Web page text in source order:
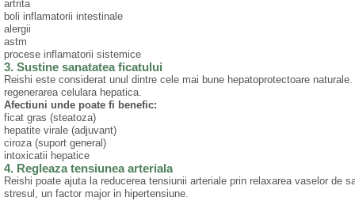
artrita
boli inflamatorii intestinale
alergii
astm
procese inflamatorii sistemice
3. Sustine sanatatea ficatului
Reishi este considerat unul dintre cele mai bune hepatoprotectoare
regenerarea celulara hepatica.
Afectiuni unde poate fi benefic:
ficat gras (steatoza)
hepatite virale (adjuvant)
ciroza (suport general)
intoxicatii hepatice
4. Regleaza tensiunea arteriala
Reishi poate ajuta la reducerea tensiunii arteriale prin relaxarea vaselor de
stresul, un factor major in hipertensiune.